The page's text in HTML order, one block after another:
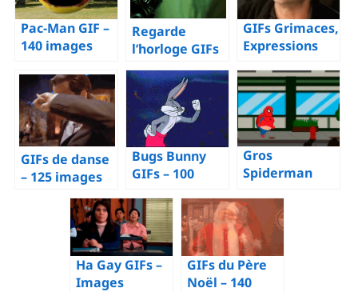
Pac-Man GIF –
140 images
Regarde
l’horloge GIFs
– Collection
d’images
animées
GIFs Grimaces,
Expressions
images
animées
GIFs de danse
– 125 images
animées de
personnes ou
d’animaux
dansants
Bugs Bunny
GIFs – 100
animées de ce
lapin
Gros
Spiderman
images
animées
drôles
Ha Gay GIFs –
Images
GIFs du Père
Noël – 140